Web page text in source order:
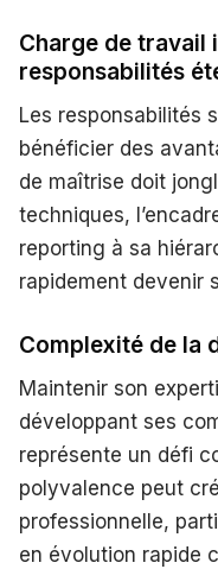
Charge de travail
responsabilités
Les responsabilités
bénéficier des
de maîtrise doit
techniques,
reporting à sa
rapidement devenir
Complexité de la
Maintenir son
développant ses
représente un défi
polyvalence peut
professionnelle,
en évolution rapide